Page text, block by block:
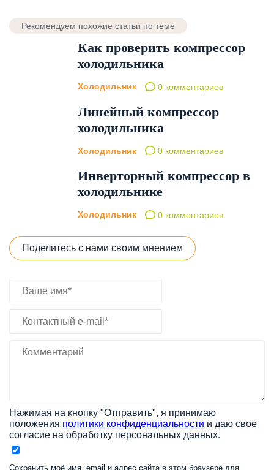
Рекомендуем похожие статьи по теме
Как проверить компрессор
холодильника
Холодильник 0 комментариев
Линейный компрессор
холодильника
Холодильник 0 комментариев
Инверторный компрессор в
холодильнике
Холодильник 0 комментариев
Поделитесь с нами своим мнением
Нажимая на кнопку "Отправить", я принимаю
положения политики конфиденциальности и даю свое
согласие на обработку персональных данных.
Сохранить моё имя, email и адрес сайта в этом браузере для